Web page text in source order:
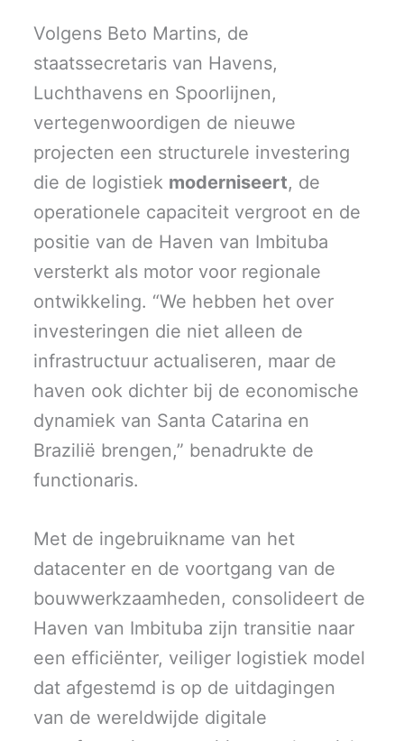
Volgens Beto Martins, de
staatssecretaris van Havens,
Luchthavens en Spoorlijnen,
vertegenwoordigen de nieuwe
projecten een structurele investering
die de logistiek moderniseert, de
operationele capaciteit vergroot en de
positie van de Haven van Imbituba
versterkt als motor voor regionale
ontwikkeling. “We hebben het over
investeringen die niet alleen de
infrastructuur actualiseren, maar de
haven ook dichter bij de economische
dynamiek van Santa Catarina en
Brazilië brengen,” benadrukte de
functionaris.
Met de ingebruikname van het
datacenter en de voortgang van de
bouwwerkzaamheden, consolideert de
Haven van Imbituba zijn transitie naar
een efficiënter, veiliger logistiek model
dat afgestemd is op de uitdagingen
van de wereldwijde digitale